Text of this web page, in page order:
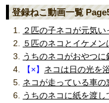
登録ねこ動画一覧
２匹の子ネコが元気
５匹のネコとイケメ
うちのネコがおやつ
【×】 ネコは日の光を
ネコが走っている車
うちのネコに紙を渡し